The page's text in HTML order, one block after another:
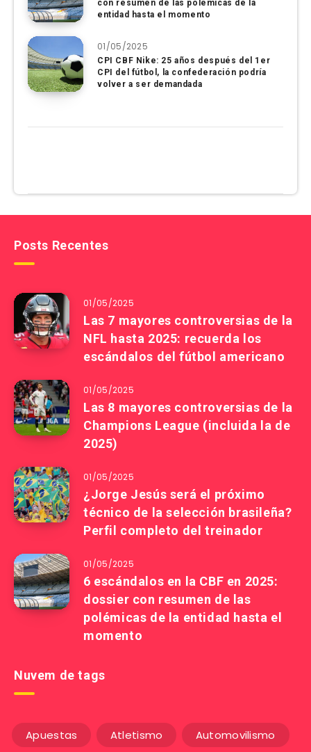
con resumen de las polémicas de la
entidad hasta el momento
01/05/2025
CPI CBF Nike: 25 años después del 1er
CPI del fútbol, ​​la confederación podría
volver a ser demandada
Posts Recentes
01/05/2025
Las 7 mayores controversias de la
NFL hasta 2025: recuerda los
escándalos del fútbol americano
01/05/2025
Las 8 mayores controversias de la
Champions League (incluida la de
2025)
01/05/2025
¿Jorge Jesús será el próximo
técnico de la selección brasileña?
Perfil completo del treinador
01/05/2025
6 escándalos en la CBF en 2025:
dossier con resumen de las
polémicas de la entidad hasta el
momento
Nuvem de tags
Apuestas Atletismo Automovilismo